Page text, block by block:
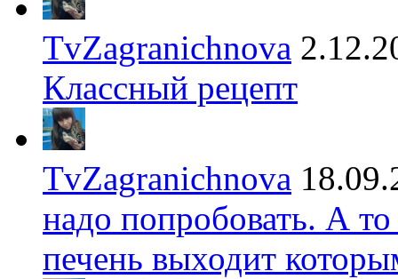
TvZagranichnova
Классный рецепт
TvZagranichnova
надо попробовать. А
печень выходит